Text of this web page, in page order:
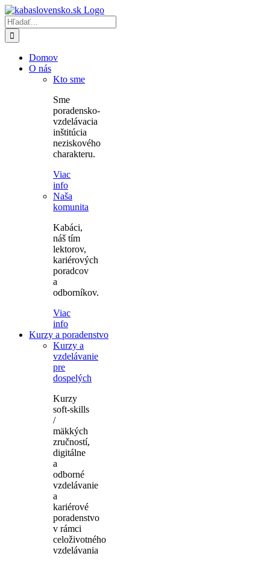
Skip
to
content
Hľadať:
Domov
O nás
Kto sme
Sme
poradensko-
vzdelávacia
inštitúcia
neziskového
charakteru.
Viac
info
Naša
komunita
Kabáci,
náš tím
lektorov,
kariérových
poradcov
a
odborníkov.
Viac
info
Kurzy a poradenstvo
Kurzy a
vzdelávanie
pre
dospelých
Kurzy
soft-skills
/
mäkkých
zručností,
digitálne
a
odborné
vzdelávanie
a
kariérové
poradenstvo
v rámci
celoživotného
vzdelávania